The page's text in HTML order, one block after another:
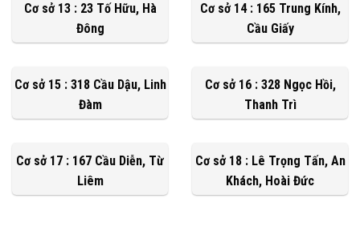
Cơ sở 13 : 23 Tố Hữu, Hà
Đông
Cơ sở 14 : 165 Trung Kính,
Cầu Giấy
Cơ sở 15 : 318 Cầu Dậu, Linh
Đàm
Cơ sở 16 : 328 Ngọc Hồi,
Thanh Trì
Cơ sở 17 : 167 Cầu Diễn, Từ
Liêm
Cơ sở 18 : Lê Trọng Tấn, An
Khách, Hoài Đức